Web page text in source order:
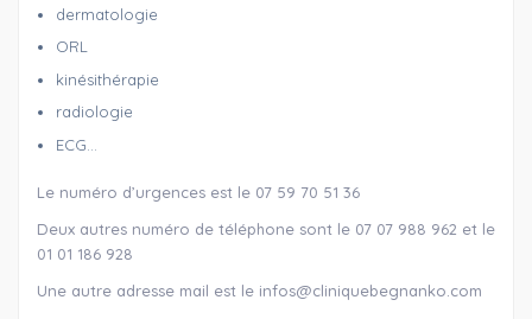
dermatologie
ORL
kinésithérapie
radiologie
ECG…
Le numéro d’urgences est le 07 59 70 51 36
Deux autres numéro de téléphone sont le 07 07 988 962 et le
01 01 186 928
Une autre adresse mail est le infos@cliniquebegnanko.com